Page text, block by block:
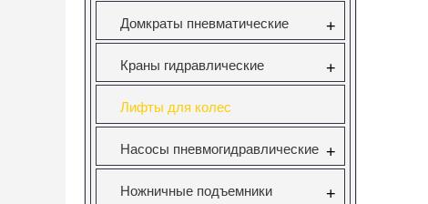
Домкраты пневматические +
Краны гидравлические +
Лифты для колес
Насосы пневмогидравлические +
Ножничные подъемники +